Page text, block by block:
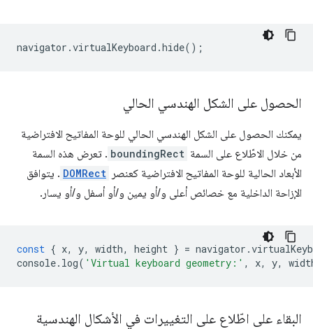
navigator .virtualKeyboard .hide();
الحصول على الشكل الهندسي الحالي
يمكنك الحصول على الشكل الهندسي الحالي للوحة المفاتيح الافتراضية
من خلال الاطّلاع على السمة boundingRect . تعرض هذه السمة
الأبعاد الحالية للوحة المفاتيح الافتراضية كعنصر DOMRect . يتوافق
الإزاحة الداخلية مع خصائص أعلى و/أو يمين و/أو أسفل و/أو يسار.
const { x, y, width, height } = navigator .
console. log( 'Virtual keyboard geometry:' , x, y,
البقاء على اطّلاع على التغييرات في الأشكال الهندسية